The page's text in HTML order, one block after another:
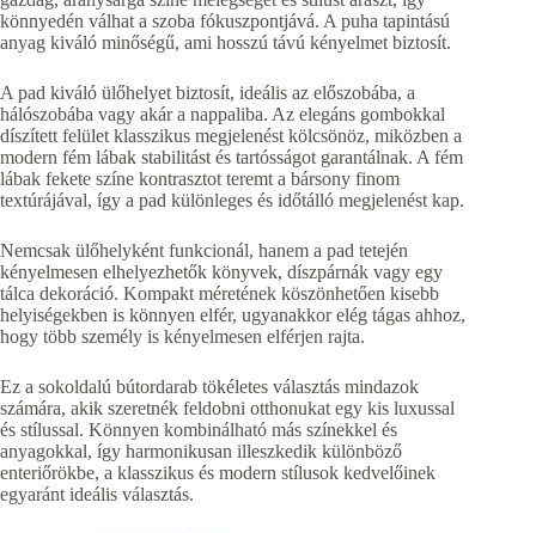
könnyedén válhat a szoba fókuszpontjává. A puha tapintású
anyag kiváló minőségű, ami hosszú távú kényelmet biztosít.
A pad kiváló ülőhelyet biztosít, ideális az előszobába, a
hálószobába vagy akár a nappaliba. Az elegáns gombokkal
díszített felület klasszikus megjelenést kölcsönöz, miközben a
modern fém lábak stabilitást és tartósságot garantálnak. A fém
lábak fekete színe kontrasztot teremt a bársony finom
textúrájával, így a pad különleges és időtálló megjelenést kap.
Nemcsak ülőhelyként funkcionál, hanem a pad tetején
kényelmesen elhelyezhetők könyvek, díszpárnák vagy egy
tálca dekoráció. Kompakt méretének köszönhetően kisebb
helyiségekben is könnyen elfér, ugyanakkor elég tágas ahhoz,
hogy több személy is kényelmesen elférjen rajta.
Ez a sokoldalú bútordarab tökéletes választás mindazok
számára, akik szeretnék feldobni otthonukat egy kis luxussal
és stílussal. Könnyen kombinálható más színekkel és
anyagokkal, így harmonikusan illeszkedik különböző
enteriőrökbe, a klasszikus és modern stílusok kedvelőinek
egyaránt ideális választás.